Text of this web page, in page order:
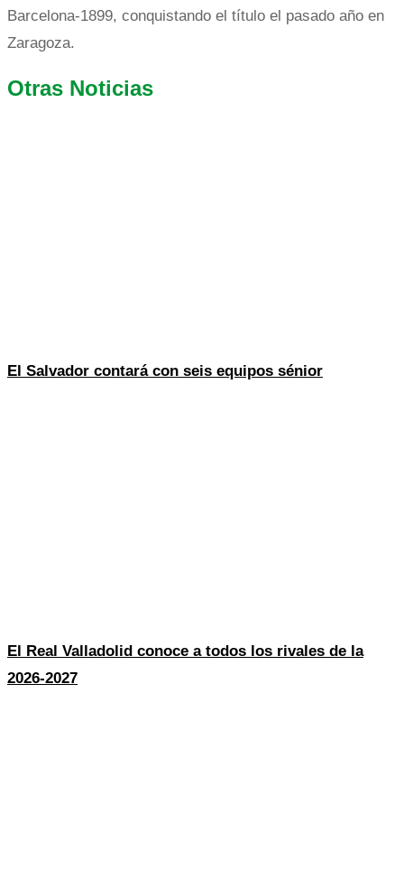
Barcelona-1899, conquistando el título el pasado año en
Zaragoza.
Otras Noticias
El Salvador contará con seis equipos sénior
El Real Valladolid conoce a todos los rivales de la
2026-2027